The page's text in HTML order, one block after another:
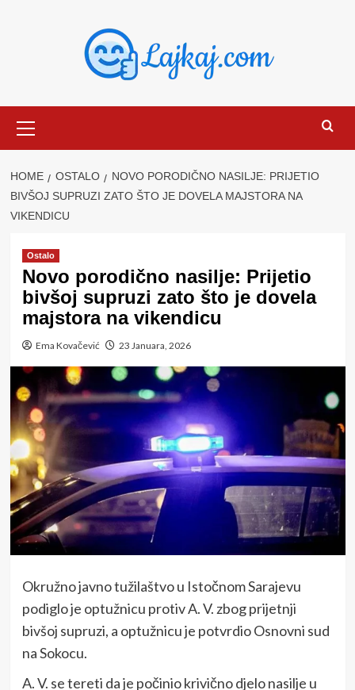
Menu
HOME OSTALO
NOVO PORODIČNO NASILJE: PRIJETIO
BIVŠOJ SUPRUZI ZATO ŠTO JE DOVELA MAJSTORA NA
VIKENDICU
Ostalo
Novo porodično nasilje: Prijetio
bivšoj supruzi zato što je dovela
majstora na vikendicu
Ema Kovačević 23 Januara, 2026
Okružno javno tužilaštvo u Istočnom Sarajevu
podiglo je optužnicu protiv A. V. zbog prijetnji
bivšoj supruzi, a optužnicu je potvrdio Osnovni sud
na Sokocu.
A. V. se tereti da je počinio krivično djelo nasilje u